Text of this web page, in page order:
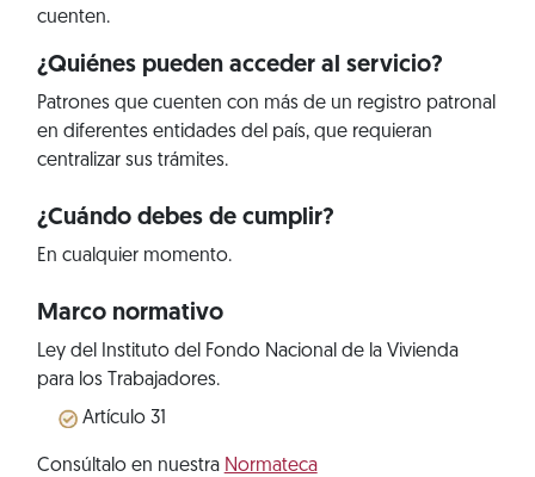
cuenten.
¿Quiénes pueden acceder al servicio?
Patrones que cuenten con más de un registro patronal
en diferentes entidades del país, que requieran
centralizar sus trámites.
¿Cuándo debes de cumplir?
En cualquier momento.
Marco normativo
Ley del Instituto del Fondo Nacional de la Vivienda
para los Trabajadores.
Artículo 31
Consúltalo en nuestra Normateca